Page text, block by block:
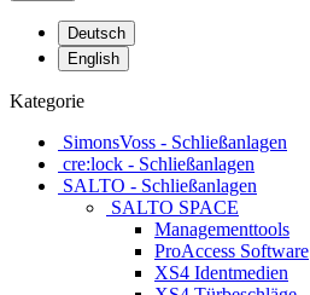
Deutsch
English
Kategorie
SimonsVoss - Schließanlagen
cre:lock - Schließanlagen
SALTO - Schließanlagen
SALTO SPACE
Managementtools
ProAccess Software
XS4 Identmedien